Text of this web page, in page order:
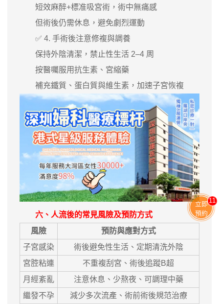
短效麻醉+標准吸宮術，術中無痛感
但術後仍需休息，避免劇烈運動
✅ 4. 手術後注意修複與調養
保持外陰清潔，禁止性生活 2–4 周
按醫囑服用抗生素、宮縮藥
補充鐵質、蛋白質與維生素，加速子宮恢複
六、人流後的常見風險及預防方式
風險
預防與應對方式
子宮感染
術後避免性生活、定期清洗外陰
宮腔粘連
不重複刮宮、術後追蹤B超
月經紊亂
注意休息、少熬夜、可調理中藥
繼發不孕
減少多次流產、術前術後規范治療
立即
預約
11